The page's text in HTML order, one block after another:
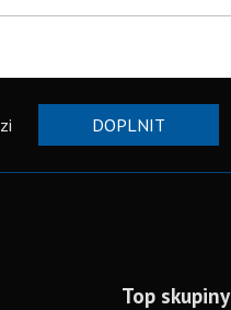
DOPLNIT
Top skupiny